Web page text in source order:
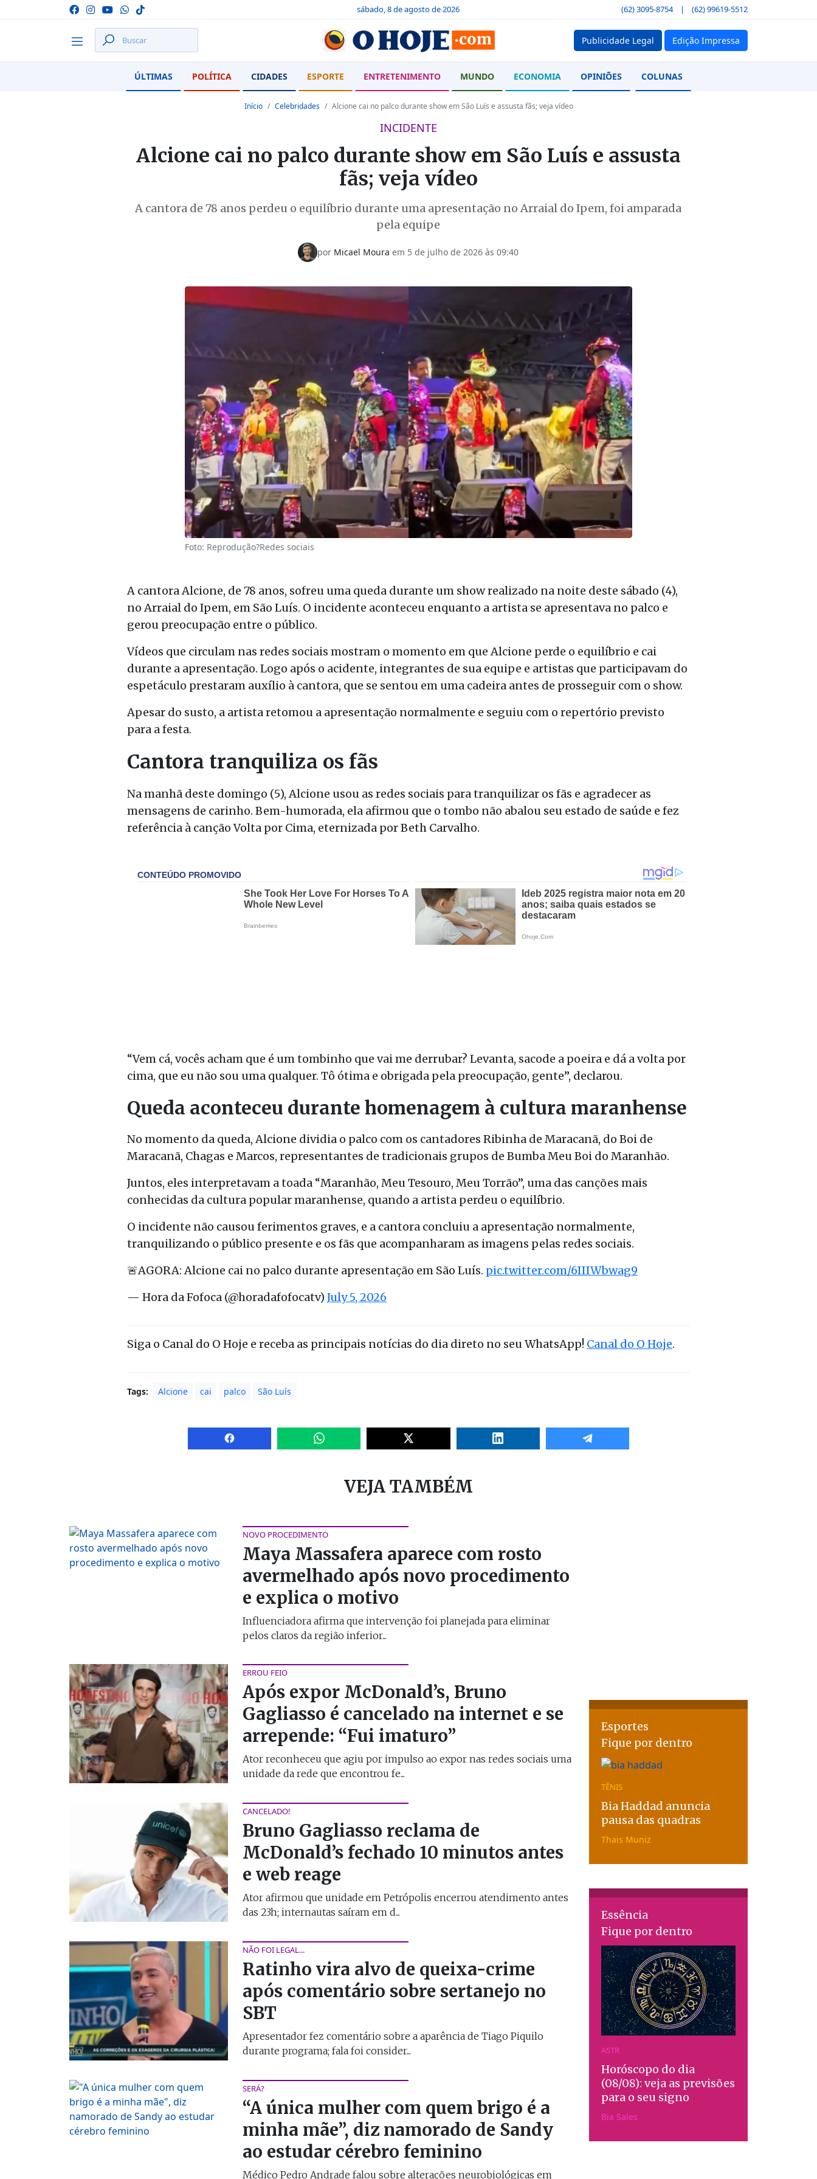
sábado, 8 de agosto de 2026 (62) 3095-8754 | (62) 99619-5512
Publicidade Legal Edição Impressa
ÚLTIMAS POLÍTICA CIDADES ESPORTE ENTRETENIMENTO MUNDO ECONOMIA OPINIÕES COLUNAS
Início Celebridades Alcione cai no palco durante show em São Luís e assusta fãs; veja vídeo
INCIDENTE
Alcione cai no palco durante show em São Luís e assusta
fãs; veja vídeo
A cantora de 78 anos perdeu o equilíbrio durante uma apresentação no Arraial do Ipem, foi amparada
pela equipe
por Micael Moura em 5 de julho de 2026 às 09:40
Foto: Reprodução?Redes sociais
A cantora Alcione, de 78 anos, sofreu uma queda durante um show realizado na noite deste sábado (4),
no Arraial do Ipem, em São Luís. O incidente aconteceu enquanto a artista se apresentava no palco e
gerou preocupação entre o público.
Vídeos que circulam nas redes sociais mostram o momento em que Alcione perde o equilíbrio e cai
durante a apresentação. Logo após o acidente, integrantes de sua equipe e artistas que participavam do
espetáculo prestaram auxílio à cantora, que se sentou em uma cadeira antes de prosseguir com o show.
Apesar do susto, a artista retomou a apresentação normalmente e seguiu com o repertório previsto
para a festa.
Cantora tranquiliza os fãs
Na manhã deste domingo (5), Alcione usou as redes sociais para tranquilizar os fãs e agradecer as
mensagens de carinho. Bem-humorada, ela afirmou que o tombo não abalou seu estado de saúde e fez
referência à cançãoVolta por Cima, eternizada porBeth Carvalho.
“Vem cá, vocês acham que é um tombinho que vai me derrubar? Levanta, sacode a poeira e dá a volta por
cima, que eu não sou uma qualquer. Tô ótima e obrigada pela preocupação, gente”, declarou.
Queda aconteceu durante homenagem à cultura maranhense
No momento da queda, Alcione dividia o palco com os cantadores Ribinha de Maracanã, do Boi de
Maracanã, Chagas e Marcos, representantes de tradicionais grupos de Bumba Meu Boi do Maranhão.
Juntos, eles interpretavam a toada “Maranhão, Meu Tesouro, Meu Torrão”, uma das canções mais
conhecidas da cultura popular maranhense, quando a artista perdeu o equilíbrio.
O incidente não causou ferimentos graves, e a cantora concluiu a apresentação normalmente,
tranquilizando o público presente e os fãs que acompanharam as imagens pelas redes sociais.
🚨AGORA: Alcione cai no palco durante apresentação em São Luís. pic.twitter.com/6IIIWbwag9
— Hora da Fofoca (@horadafofocatv) July 5, 2026
Siga o Canal do O Hoje e receba as principais notícias do dia direto no seu WhatsApp! Canal do O Hoje.
Tags: Alcione cai palco São Luís
VEJA TAMBÉM
NOVO PROCEDIMENTO
Maya Massafera aparece com rosto
avermelhado após novo procedimento
e explica o motivo
Influenciadora afirma que intervenção foi planejada para eliminar
pelos claros da região inferior...
ERROU FEIO
Após expor McDonald’s, Bruno
Gagliasso é cancelado na internet e se
arrepende: “Fui imaturo”
Ator reconheceu que agiu por impulso ao expor nas redes sociais uma
unidade da rede que encontrou fe...
CANCELADO!
Bruno Gagliasso reclama de
McDonald’s fechado 10 minutos antes
e web reage
Ator afirmou que unidade em Petrópolis encerrou atendimento antes
das 23h; internautas saíram em d...
NÃO FOI LEGAL...
Ratinho vira alvo de queixa-crime
após comentário sobre sertanejo no
SBT
Apresentador fez comentário sobre a aparência de Tiago Piquilo
durante programa; fala foi consider...
SERÁ?
“A única mulher com quem brigo é a
minha mãe”, diz namorado de Sandy
ao estudar cérebro feminino
Médico Pedro Andrade falou sobre alterações neurobiológicas em
Esportes
Fique por dentro
TÊNIS
Bia Haddad anuncia
pausa das quadras
Thais Muniz
Essência
Fique por dentro
ASTR
Horóscopo do dia
(08/08): veja as previsões
para o seu signo
Bia Sales